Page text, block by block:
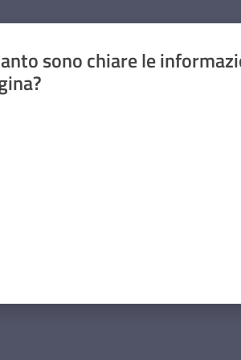
sono chiare le